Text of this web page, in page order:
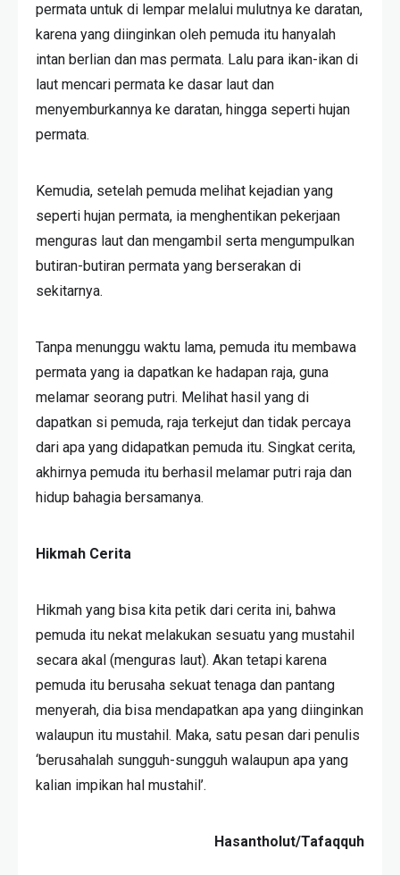
permata untuk di lempar melalui mulutnya ke daratan,
karena yang diinginkan oleh pemuda itu hanyalah
intan berlian dan mas permata. Lalu para ikan-ikan di
laut mencari permata ke dasar laut dan
menyemburkannya ke daratan, hingga seperti hujan
permata.
Kemudia, setelah pemuda melihat kejadian yang
seperti hujan permata, ia menghentikan pekerjaan
menguras laut dan mengambil serta mengumpulkan
butiran-butiran permata yang berserakan di
sekitarnya.
Tanpa menunggu waktu lama, pemuda itu membawa
permata yang ia dapatkan ke hadapan raja, guna
melamar seorang putri. Melihat hasil yang di
dapatkan si pemuda, raja terkejut dan tidak percaya
dari apa yang didapatkan pemuda itu. Singkat cerita,
akhirnya pemuda itu berhasil melamar putri raja dan
hidup bahagia bersamanya.
Hikmah Cerita
Hikmah yang bisa kita petik dari cerita ini, bahwa
pemuda itu nekat melakukan sesuatu yang mustahil
secara akal (menguras laut). Akan tetapi karena
pemuda itu berusaha sekuat tenaga dan pantang
menyerah, dia bisa mendapatkan apa yang diinginkan
walaupun itu mustahil. Maka, satu pesan dari penulis
‘berusahalah sungguh-sungguh walaupun apa yang
kalian impikan hal mustahil’.
Hasantholut/Tafaqquh